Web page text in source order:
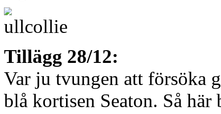
Tillägg 28/12:
Var ju tvungen att försöka
blå kortisen Seaton. Så här